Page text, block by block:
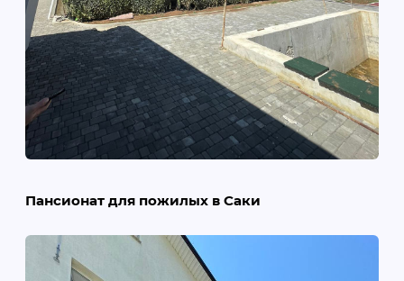
Пансионат для пожилых в Саки